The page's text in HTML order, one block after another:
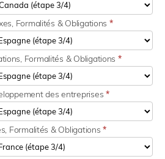
Formalités & Obligations *
Formalités & Obligations *
des entreprises *
Formalités & Obligations*